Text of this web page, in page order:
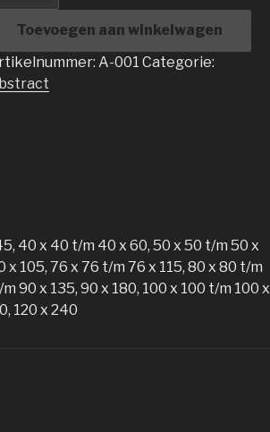
Toevoegen aan winkelwagen
A-001 Categorie:
40 x 40 t/m 40 x 60, 50 x 50 t/m 50 x
105, 76 x 76 t/m 76 x 115, 80 x 80 t/m
90 x 135, 90 x 180, 100 x 100 t/m 100 x
120 x 240